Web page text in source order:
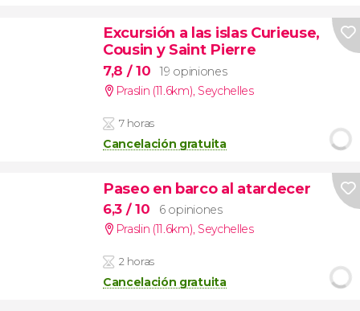
Excursión a las islas Curieuse,
Cousin y Saint Pierre
7,8 / 10
19 opiniones
Praslin (11.6km), Seychelles
7 horas
Cancelación gratuita
Paseo en barco al atardecer
6,3 / 10
6 opiniones
Praslin (11.6km), Seychelles
2 horas
Cancelación gratuita